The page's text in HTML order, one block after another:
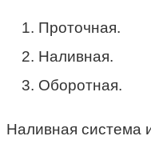
Проточная.
Наливная.
Оборотная.
Наливная система